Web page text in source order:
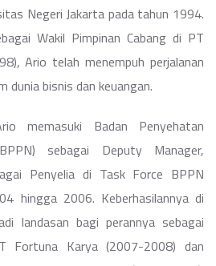
Negeri Jakarta pada tahun 1994.
Wakil Pimpinan Cabang di PT
Ario telah menempuh perjalanan
dunia bisnis dan keuangan.
memasuki Badan Penyehatan
sebagai Deputy Manager,
Penyelia di Task Force BPPN
hingga 2006. Keberhasilannya di
landasan bagi perannya sebagai
Fortuna Karya (2007-2008) dan